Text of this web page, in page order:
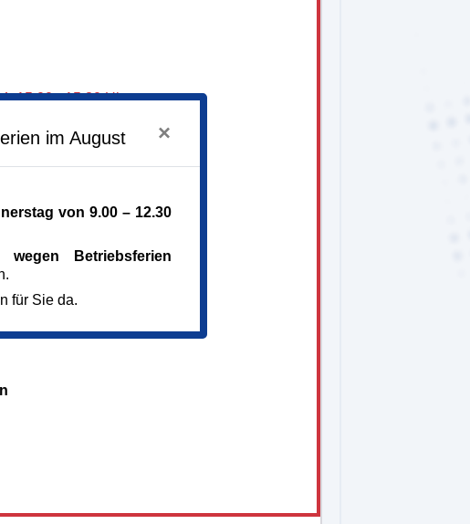
15.00 - 15.30 Uhr
im August ×
von 9.00 – 12.30
Betriebsferien
für Sie da.